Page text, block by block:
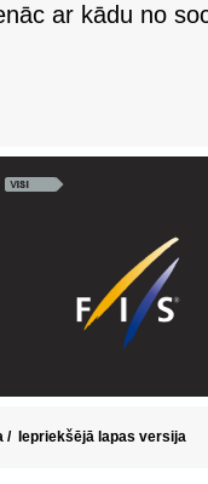
ar kādu no
/ Iepriekšējā lapas versija